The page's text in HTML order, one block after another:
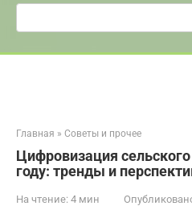
Поиск:
Главная » Советы и прочее
Цифровизация
году: тренды и
На чтение: 4 мин